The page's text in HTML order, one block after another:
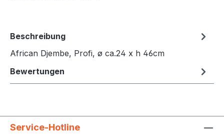
Beschreibung
African Djembe, Profi, ø ca.24 x h 46cm
Bewertungen
Service-Hotline